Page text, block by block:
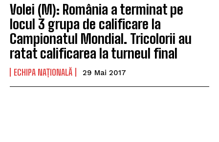
Volei (M): România a terminat pe
locul 3 grupa de calificare la
Campionatul Mondial. Tricolorii au
ratat calificarea la turneul final
ECHIPA NAȚIONALĂ 29 Mai 2017